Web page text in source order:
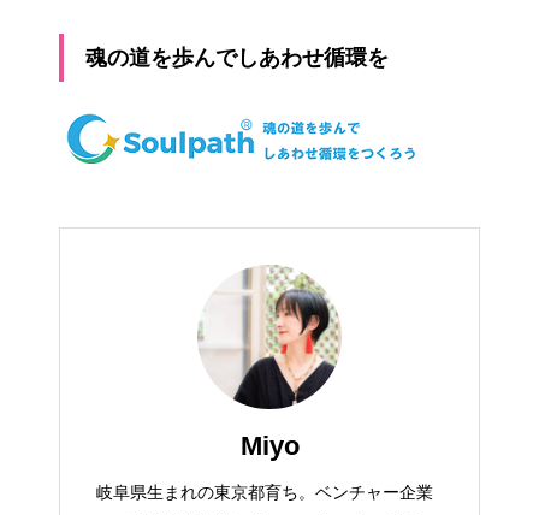
魂の道を歩んでしあわせ循環を
Miyo
岐阜県生まれの東京都育ち。ベンチャー企業